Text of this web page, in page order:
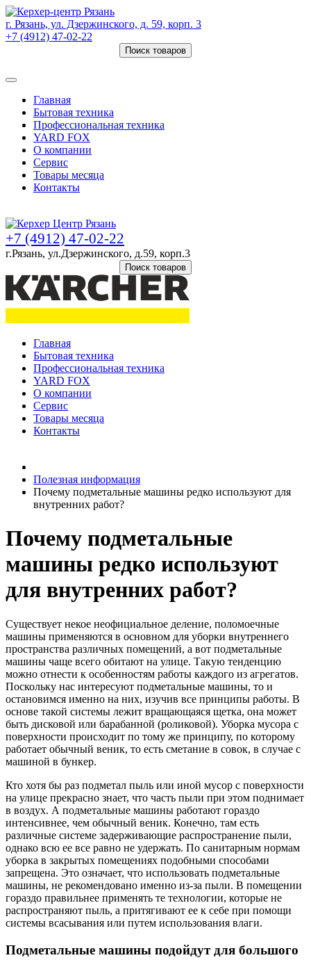
г. Рязань, ул. Дзержинского, д. 59, корп. 3
+7 (4912) 47-02-22
Поиск товаров
Главная
Бытовая техника
Профессиональная техника
YARD FOX
О компании
Сервис
Товары месяца
Контакты
+7 (4912) 47-02-22
г.Рязань, ул.Дзержинского, д.59, корп.3
Поиск товаров
Главная
Бытовая техника
Профессиональная техника
YARD FOX
О компании
Сервис
Товары месяца
Контакты
Полезная информация
Почему подметальные машины редко используют для
внутренних работ?
Почему подметальные
машины редко используют
для внутренних работ?
Существует некое неофициальное деление, поломоечные
машины применяются в основном для уборки внутреннего
пространства различных помещений, а вот подметальные
машины чаще всего обитают на улице. Такую тенденцию
можно отнести к особенностям работы каждого из агрегатов.
Поскольку нас интересуют подметальные машины, то и
остановимся именно на них, изучив все принципы работы. В
основе такой системы лежит вращающаяся щетка, она может
быть дисковой или барабанной (роликовой). Уборка мусора с
поверхности происходит по тому же принципу, по которому
работает обычный веник, то есть сметание в совок, в случае с
машиной в бункер.
Кто хотя бы раз подметал пыль или иной мусор с поверхности
на улице прекрасно знает, что часть пыли при этом поднимает
в воздух. А подметальные машины работают гораздо
интенсивнее, чем обычный веник. Конечно, там есть
различные системе задерживающие распространение пыли,
однако всю ее все равно не удержать. По санитарным нормам
уборка в закрытых помещениях подобными способами
запрещена. Это означает, что использовать подметальные
машины, не рекомендовано именно из-за пыли. В помещении
гораздо правильнее применять те технологии, которые не
распространяют пыль, а притягивают ее к себе при помощи
системы всасывания или путем использования влаги.
Подметальные машины подойдут для большого